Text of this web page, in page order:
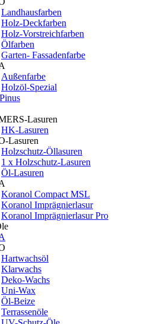
Landhausfarben
Holz-Deckfarben
Holz-Vorstreichfarben
Ölfarben
Garten- Fassadenfarbe
Außenfarbe
Holzöl-Spezial
Lasuren
HK-Lasuren
Lasuren
Holzschutz-Öllasuren
1 x Holzschutz-Lasuren
Öl-Lasuren
Koranol Compact MSL
Koranol Imprägnierlasur
Koranol Imprägnierlasur Pro
Hartwachsöl
Klarwachs
Deko-Wachs
Uni-Wax
Öl-Beize
Terrassenöle